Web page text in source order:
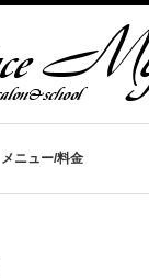
メニュー/料金